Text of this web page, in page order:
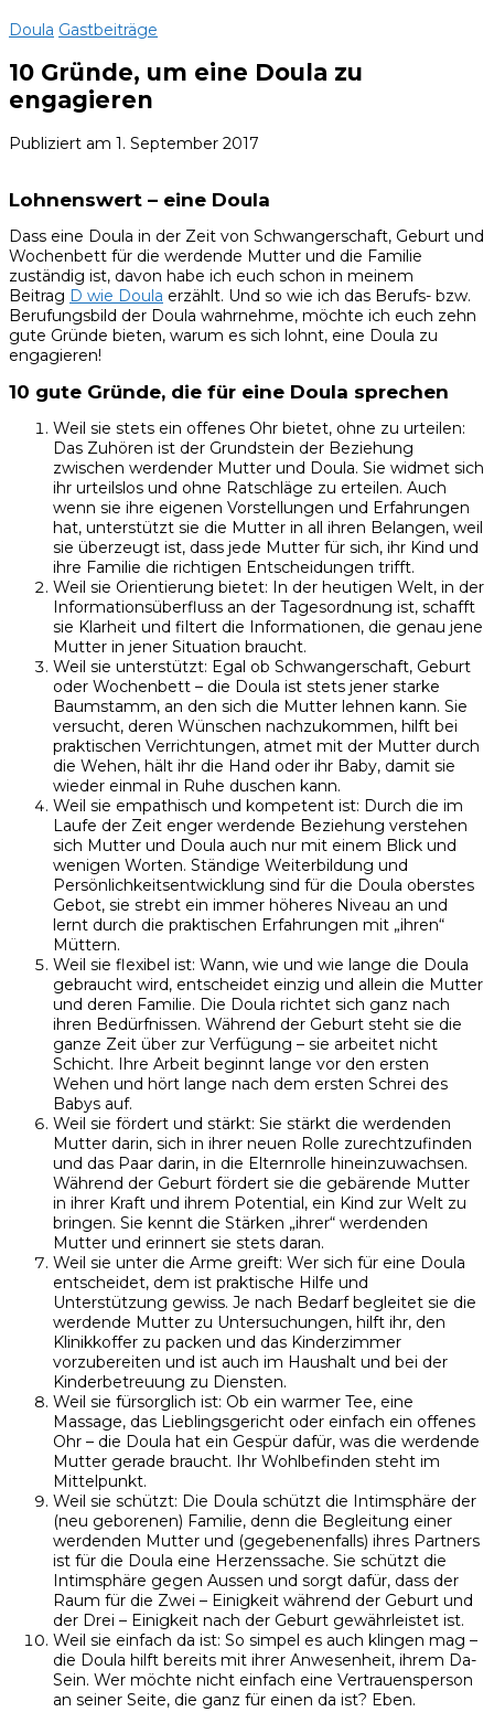
Doula Gastbeiträge
10 Gründe, um eine Doula zu
engagieren
Publiziert am 1. September 2017
Lohnenswert – eine Doula
Dass eine Doula in der Zeit von Schwangerschaft, Geburt und
Wochenbett für die werdende Mutter und die Familie
zuständig ist, davon habe ich euch schon in meinem
Beitrag D wie Doula erzählt. Und so wie ich das Berufs- bzw.
Berufungsbild der Doula wahrnehme, möchte ich euch zehn
gute Gründe bieten, warum es sich lohnt, eine Doula zu
engagieren!
10 gute Gründe, die für eine Doula sprechen
Weil sie stets ein offenes Ohr bietet, ohne zu urteilen:
Das Zuhören ist der Grundstein der Beziehung
zwischen werdender Mutter und Doula. Sie widmet sich
ihr urteilslos und ohne Ratschläge zu erteilen. Auch
wenn sie ihre eigenen Vorstellungen und Erfahrungen
hat, unterstützt sie die Mutter in all ihren Belangen, weil
sie überzeugt ist, dass jede Mutter für sich, ihr Kind und
ihre Familie die richtigen Entscheidungen trifft.
Weil sie Orientierung bietet: In der heutigen Welt, in der
Informationsüberfluss an der Tagesordnung ist, schafft
sie Klarheit und filtert die Informationen, die genau jene
Mutter in jener Situation braucht.
Weil sie unterstützt: Egal ob Schwangerschaft, Geburt
oder Wochenbett – die Doula ist stets jener starke
Baumstamm, an den sich die Mutter lehnen kann. Sie
versucht, deren Wünschen nachzukommen, hilft bei
praktischen Verrichtungen, atmet mit der Mutter durch
die Wehen, hält ihr die Hand oder ihr Baby, damit sie
wieder einmal in Ruhe duschen kann.
Weil sie empathisch und kompetent ist: Durch die im
Laufe der Zeit enger werdende Beziehung verstehen
sich Mutter und Doula auch nur mit einem Blick und
wenigen Worten. Ständige Weiterbildung und
Persönlichkeitsentwicklung sind für die Doula oberstes
Gebot, sie strebt ein immer höheres Niveau an und
lernt durch die praktischen Erfahrungen mit „ihren“
Müttern.
Weil sie flexibel ist: Wann, wie und wie lange die Doula
gebraucht wird, entscheidet einzig und allein die Mutter
und deren Familie. Die Doula richtet sich ganz nach
ihren Bedürfnissen. Während der Geburt steht sie die
ganze Zeit über zur Verfügung – sie arbeitet nicht
Schicht. Ihre Arbeit beginnt lange vor den ersten
Wehen und hört lange nach dem ersten Schrei des
Babys auf.
Weil sie fördert und stärkt: Sie stärkt die werdenden
Mutter darin, sich in ihrer neuen Rolle zurechtzufinden
und das Paar darin, in die Elternrolle hineinzuwachsen.
Während der Geburt fördert sie die gebärende Mutter
in ihrer Kraft und ihrem Potential, ein Kind zur Welt zu
bringen. Sie kennt die Stärken „ihrer“ werdenden
Mutter und erinnert sie stets daran.
Weil sie unter die Arme greift: Wer sich für eine Doula
entscheidet, dem ist praktische Hilfe und
Unterstützung gewiss. Je nach Bedarf begleitet sie die
werdende Mutter zu Untersuchungen, hilft ihr, den
Klinikkoffer zu packen und das Kinderzimmer
vorzubereiten und ist auch im Haushalt und bei der
Kinderbetreuung zu Diensten.
Weil sie fürsorglich ist: Ob ein warmer Tee, eine
Massage, das Lieblingsgericht oder einfach ein offenes
Ohr – die Doula hat ein Gespür dafür, was die werdende
Mutter gerade braucht. Ihr Wohlbefinden steht im
Mittelpunkt.
Weil sie schützt: Die Doula schützt die Intimsphäre der
(neu geborenen) Familie, denn die Begleitung einer
werdenden Mutter und (gegebenenfalls) ihres Partners
ist für die Doula eine Herzenssache. Sie schützt die
Intimsphäre gegen Aussen und sorgt dafür, dass der
Raum für die Zwei – Einigkeit während der Geburt und
der Drei – Einigkeit nach der Geburt gewährleistet ist.
Weil sie einfach da ist: So simpel es auch klingen mag –
die Doula hilft bereits mit ihrer Anwesenheit, ihrem Da-
Sein. Wer möchte nicht einfach eine Vertrauensperson
an seiner Seite, die ganz für einen da ist? Eben.